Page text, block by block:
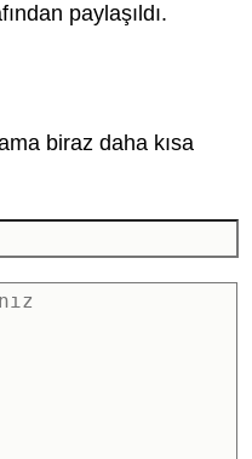
paylaşıldı.
biraz daha kısa